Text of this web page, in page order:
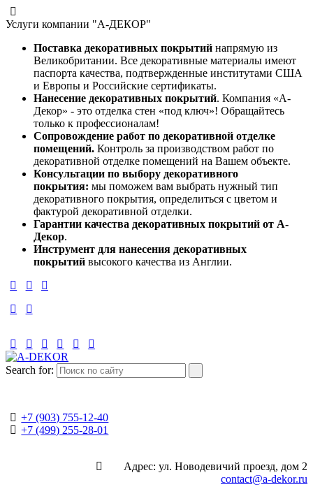
Услуги компании "А-ДЕКОР"
Поставка декоративных покрытий напрямую из
Великобритании. Все декоративные материалы имеют
паспорта качества, подтвержденные институтами США
и Европы и Российские сертификаты.
Нанесение декоративных покрытий. Компания «А-
Декор» - это отделка стен «под ключ»! Обращайтесь
только к профессионалам!
Сопровождение работ по декоративной отделке
помещений. Контроль за производством работ по
декоративной отделке помещений на Вашем объекте.
Консультации по выбору декоративного
покрытия: мы поможем вам выбрать нужный тип
декоративного покрытия, определиться с цветом и
фактурой декоративной отделки.
Гарантии качества декоративных покрытий от А-
Декор.
Инструмент для нанесения декоративных
покрытий высокого качества из Англии.
Search for:
+7 (903) 755-12-40
+7 (499) 255-28-01
Адрес: ул. Новодевичий проезд, дом 2
contact@a-dekor.ru